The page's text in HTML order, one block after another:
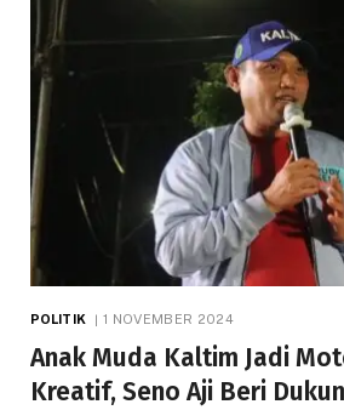
POLITIK 1 NOVEMBER 2024
Anak Muda Kaltim Jadi
Kreatif, Seno Aji Beri